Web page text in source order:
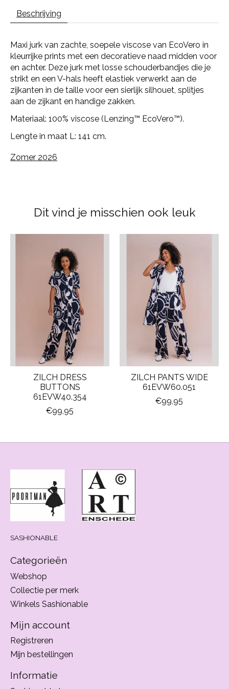
Beschrijving
Maxi jurk van zachte, soepele viscose van EcoVero in
kleurrijke prints met een decoratieve naad midden voor
en achter. Deze jurk met losse schouderbandjes die je
strikt en een V-hals heeft elastiek verwerkt aan de
zijkanten in de taille voor een sierlijk silhouet, splitjes
aan de zijkant en handige zakken.
Materiaal: 100% viscose (Lenzing™ EcoVero™).
Lengte in maat L: 141 cm.
Zomer 2026
Dit vind je misschien ook leuk
ZILCH DRESS
BUTTONS
61EVW40.354
€99,95
ZILCH PANTS WIDE
61EVW60.051
€99,95
SASHIONABLE
Categorieën
Webshop
Collectie per merk
Winkels Sashionable
Mijn account
Registreren
Mijn bestellingen
Informatie